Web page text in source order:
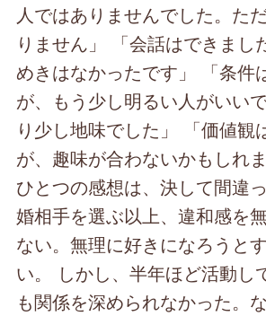
人ではありませんでした。た
りません」 「会話はできまし
めきはなかったです」 「条件
が、もう少し明るい人がいい
り少し地味でした」 「価値観
が、趣味が合わないかもしれ
ひとつの感想は、決して間違
婚相手を選ぶ以上、違和感を
ない。無理に好きになろうと
い。 しかし、半年ほど活動し
も関係を深められなかった。